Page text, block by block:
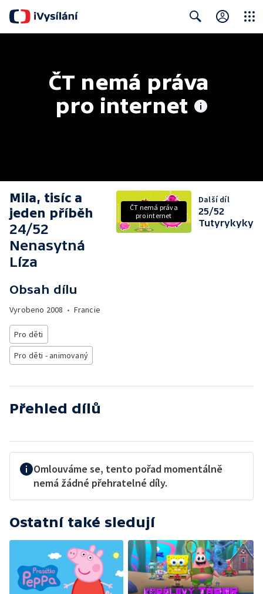
ČT nemá práva
pro internet
Mila, tisíc a
jeden příběh
24/52
Nenasytná
Líza
Obsah dílu
Vyrobeno 2008 • Francie
Pro děti
Pro děti - animovaný
ČT nemá práva
pro internet
Další díl
25/52
Tutyrykyky
Přehled dílů
Omlouváme se, tento pořad momentálně
nemá žádné přehratelné díly.
Ostatní také sledují